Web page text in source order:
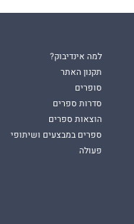
למה אינדיבוק?
תקנון האתר
סופרים
סדרות ספרים
הוצאות ספרים
ספרים במבצעים ושיתופי
פעולה